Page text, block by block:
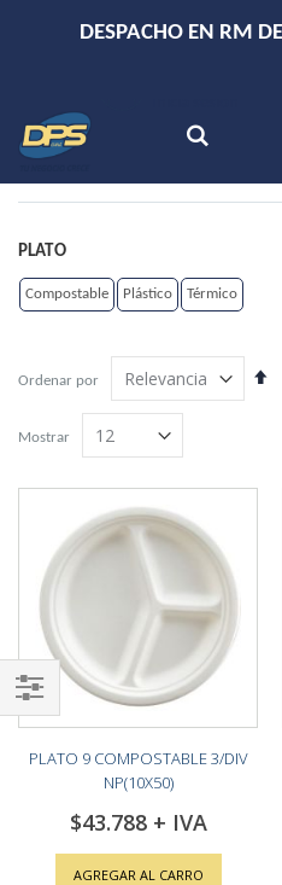
DESPACHO EN RM
Ordenar por
Mostrar
PLATO 9 COMPOSTABLE 3/DIV
NP(10X50)
$43.788
AGREGAR AL CARRO
PLATO
Compostable Plástico Térmico
Shop
By